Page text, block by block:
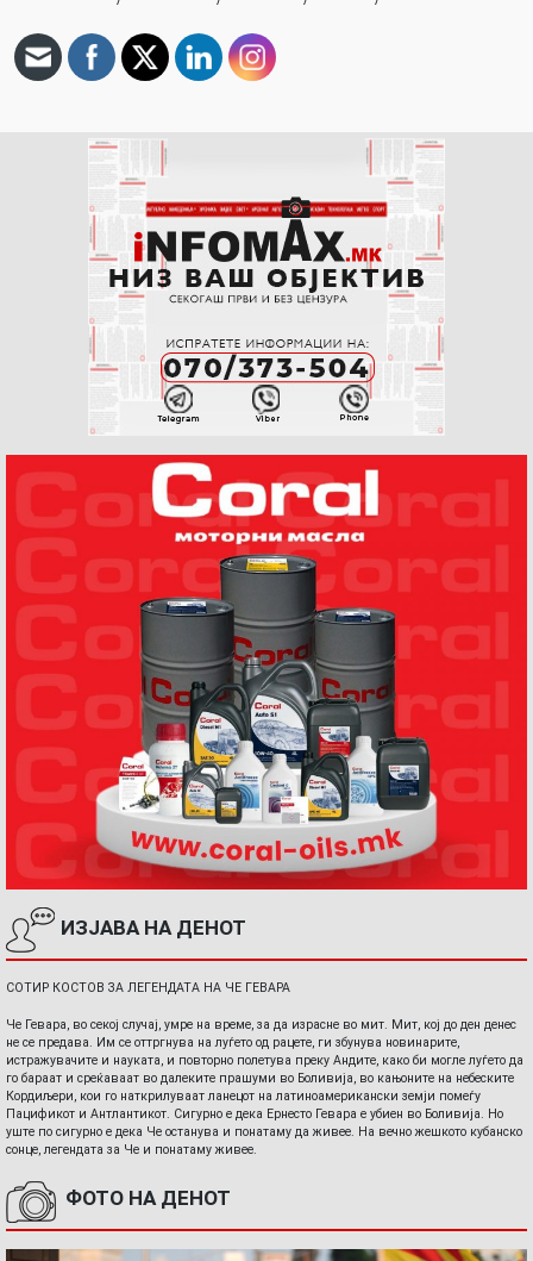
ИЗЈАВА НА ДЕНОТ
СОТИР КОСТОВ ЗА ЛЕГЕНДАТА НА ЧЕ ГЕВАРА
Че Гевара, во секој случај, умре на време, за да израсне во мит. Мит, кој до ден денес
не се предава. Им се оттргнува на луѓето од рацете, ги збунува новинарите,
истражувачите и науката, и повторно полетува преку Андите, како би могле луѓето да
го бараат и среќаваат во далеките прашуми во Боливија, во кањоните на небеските
Кордиљери, кои го наткрилуваат ланецот на латиноамерикански земји помеѓу
Пацификот и Антлантикот. Сигурно е дека Ернесто Гевара е убиен во Боливија. Но
уште по сигурно е дека Че останува и понатаму да живее. На вечно жешкото кубанско
сонце, легендата за Че и понатаму живее.
ФОТО НА ДЕНОТ